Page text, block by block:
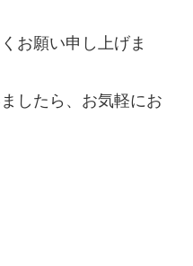
お願い申し上げま
したら、お気軽にお